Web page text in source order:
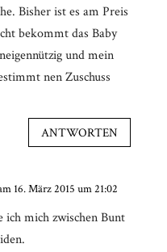
Bisher ist es am Preis
bekommt das Baby
und mein
nen Zuschuss
ANTWORTEN
16. März 2015 um 21:02
ich mich zwischen Bunt